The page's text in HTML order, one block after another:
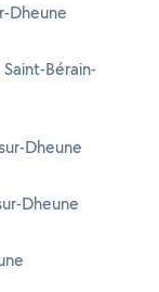
Dheune
Bérain-
Dheune
Dheune